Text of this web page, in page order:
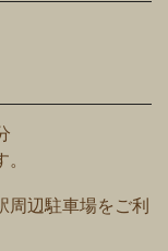
辺駐車場をご利